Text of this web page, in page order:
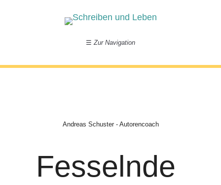
☰ Zur Navigation
Andreas Schuster - Autorencoach
Fesselnde